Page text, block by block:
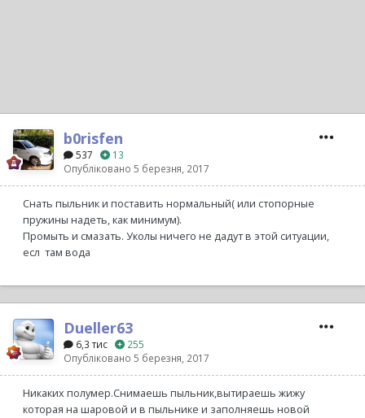
b0risfen
537
13
Опубліковано 5 березня, 2017
Снать пыльник и поставить нормальный( или стопорные
пружины надеть, как минимум).
Промыть и смазать. Уколы ничего не дадут в этой ситуации,
есл там вода
Dueller63
6,3 тис
255
Опубліковано 5 березня, 2017
Никаких полумер.Снимаешь пыльник,вытираешь жижу
которая на шаровой и в пыльнике и заполняешь новой